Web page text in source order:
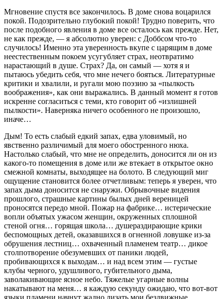
Мгновение спустя все закончилось. В доме снова воцарился
покой. Подозрительно глубокий покой! Трудно поверить, что
после подобного явления в доме все осталось как прежде. Нет,
не как прежде, — я абсолютно уверен: с Доббсом что-то
случилось! Именно эта уверенность вкупе с царящим в доме
неестественным покоем усугубляет страх, неотвратимо
нарастающий в душе. Страх? Да, он самый — хотя я и
пытаюсь убедить себя, что мне нечего бояться. Литературные
критики и хвалили, и ругали мою поэзию за «пылкость
воображения», как они выражались. В данный момент я готов
искренне согласиться с теми, кто говорит об «излишней
пылкости». Наверняка ничего особенного не произошло,
иначе…
Дым! То есть слабый едкий запах, едва уловимый, но
явственно различимый для моего обостренного нюха.
Настолько слабый, что мне не определить, доносится ли он из
какого-то помещения в доме или же втекает в открытое окно
смежной комнаты, выходящее на болото. В следующий миг
ощущение становится более отчетливым: теперь я уверен, что
запах дыма доносится не снаружи. Обрывочные видения
прошлого, страшные картины былых дней вереницей
проносятся передо мной. Пожар на фабрике… истерические
вопли объятых ужасом женщин, окруженных сплошной
стеной огня… горящая школа… душераздирающие крики
беспомощных детей, оказавшихся в огненной ловушке из-за
обрушения лестниц… охваченный пламенем театр… дикое
столпотворение обезумевших от паники людей,
пробивающихся к выходам… и над всем этим — густые
клубы черного, удушливого, губительного дыма,
заволакивающие ясное небо. Тяжелые угарные волны
накатывают на меня… я каждую секунду ожидаю, что вот-вот